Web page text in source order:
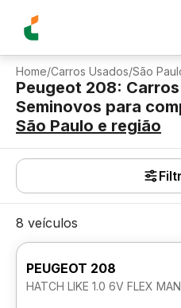
Home/Carros Usados/São
Peugeot 208:
Seminovos para
São Paulo e região
8 veículos
PEUGEOT 208
HATCH LIKE 1.0 6V FLEX